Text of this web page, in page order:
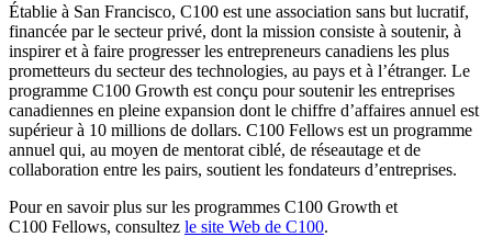
Établie à San Francisco, C100 est une association sans but lucratif,
financée par le secteur privé, dont la mission consiste à soutenir, à
inspirer et à faire progresser les entrepreneurs canadiens les plus
prometteurs du secteur des technologies, au pays et à l’étranger. Le
programme C100 Growth est conçu pour soutenir les entreprises
canadiennes en pleine expansion dont le chiffre d’affaires annuel est
supérieur à 10 millions de dollars. C100 Fellows est un programme
annuel qui, au moyen de mentorat ciblé, de réseautage et de
collaboration entre les pairs, soutient les fondateurs d’entreprises.
Pour en savoir plus sur les programmes C100 Growth et
C100 Fellows, consultez le site Web de C100.